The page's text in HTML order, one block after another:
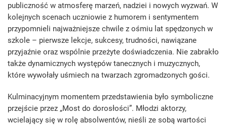
publiczność w atmosferę marzeń, nadziei i nowych wyzwań. W
kolejnych scenach uczniowie z humorem i sentymentem
przypomnieli najważniejsze chwile z ośmiu lat spędzonych w
szkole – pierwsze lekcje, sukcesy, trudności, nawiązane
przyjaźnie oraz wspólnie przeżyte doświadczenia. Nie zabrakło
także dynamicznych występów tanecznych i muzycznych,
które wywołały uśmiech na twarzach zgromadzonych gości.
Kulminacyjnym momentem przedstawienia było symboliczne
przejście przez „Most do dorosłości”. Młodzi aktorzy,
wcielający się w rolę absolwentów, nieśli ze sobą wartości